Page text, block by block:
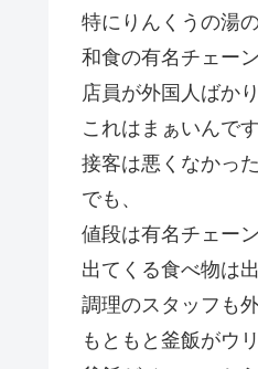
特にりんくうの湯
和食の有名チェー
店員が外国人ばかり
これはまぁいんです
接客は悪くなかっ
でも、
値段は有名チェー
出てくる食べ物は
調理のスタッフも
もともと釜飯がウ